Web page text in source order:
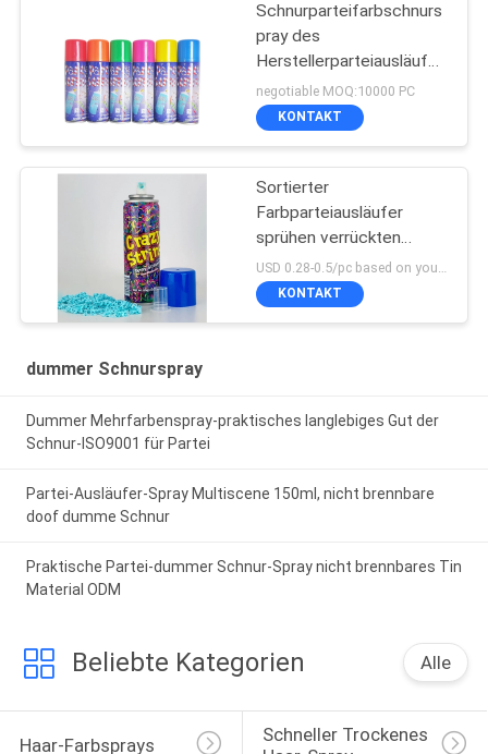
Schnurparteifarbschnurs
pray des
Herstellerparteiausläufer
sprayschaums dummer
für Parteifeier
negotiable MOQ:10000 PC
KONTAKT
Sortierter
Farbparteiausläufer
sprühen verrückten
Schnur-Unisexspray zum
Spaß und Unterhaltung
KONTAKT
dummer Schnurspray
Dummer Mehrfarbenspray-praktisches langlebiges Gut der
Schnur-ISO9001 für Partei
Partei-Ausläufer-Spray Multiscene 150ml, nicht brennbare
doof dumme Schnur
Praktische Partei-dummer Schnur-Spray nicht brennbares Tin
Material ODM
Beliebte Kategorien Alle
Haar-Farbsprays
Schneller Trockenes